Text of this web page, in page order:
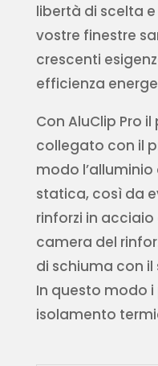
libertà di scelta
vostre finestre
crescenti
efficienza
Con AluClip Pro
collegato con il
modo
statica, così da
rinforzi in acciaio
camera del
di schiuma con il
In questo modo
isolamento